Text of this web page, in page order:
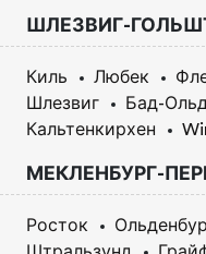
ШЛЕЗВИГ-
Киль Любек
Шлезвиг
Бад-
Кальтенкирхен
МЕКЛЕНБУРГ-
Росток